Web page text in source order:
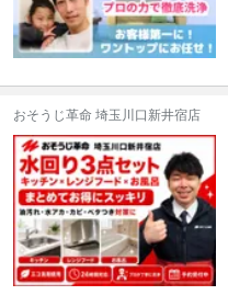
おそうじ革命 埼玉川口新井宿店